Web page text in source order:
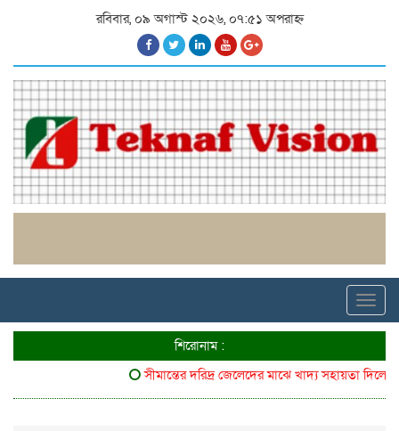
রবিবার, ০৯ অগাস্ট ২০২৬, ০৭:৫১ অপরাহ্ন
শিরোনাম :
সীমান্তের দরিদ্র জেলেদের মাঝে খাদ্য সহায়তা দিলো ৬৪